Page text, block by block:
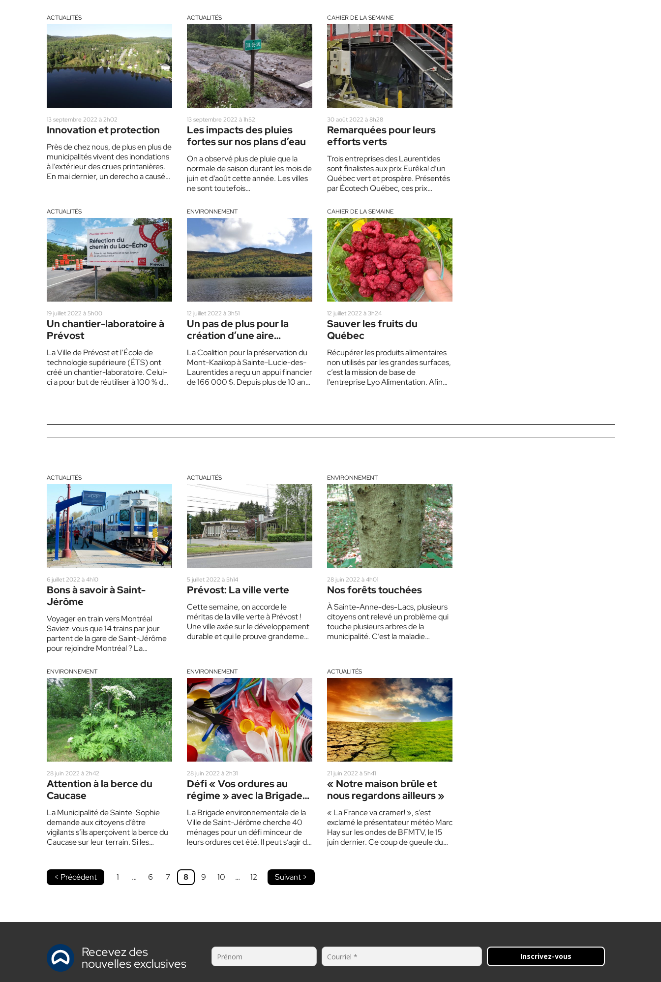
décourager les mauvais. Au Canada,
ces…
nature qui…
ACTUALITÉS
13 septembre 2022 à 2h02
Innovation et protection
Près de chez nous, de plus en plus de
municipalités vivent des inondations
à l’extérieur des crues printanières.
En mai dernier, un derecho a causé…
ACTUALITÉS
13 septembre 2022 à 1h52
Les impacts des pluies
fortes sur nos plans d’eau
On a observé plus de pluie que la
normale de saison durant les mois de
juin et d’août cette année. Les villes
ne sont toutefois…
CAHIER DE LA SEMAINE
30 août 2022 à 8h28
Remarquées pour leurs
efforts verts
Trois entreprises des Laurentides
sont finalistes aux prix Eurêka! d’un
Québec vert et prospère. Présentés
par Écotech Québec, ces prix
québécoises qui…
ACTUALITÉS
19 juillet 2022 à 5h00
Un chantier-laboratoire à
Prévost
La Ville de Prévost et l’École de
technologie supérieure (ÉTS) ont
créé un chantier-laboratoire. Celui-
ci a pour but de réutiliser à 100 % des
ENVIRONNEMENT
12 juillet 2022 à 3h51
Un pas de plus pour la
création d’une aire
protégée
La Coalition pour la préservation du
Mont-Kaaikop à Sainte-Lucie-des-
Laurentides a reçu un appui financier
de 166 000 $. Depuis plus de 10 ans,
CAHIER DE LA SEMAINE
12 juillet 2022 à 3h24
Sauver les fruits du
Québec
Récupérer les produits alimentaires
non utilisés par les grandes surfaces,
c’est la mission de base de
l’entreprise Lyo Alimentation. Afin
ACTUALITÉS
6 juillet 2022 à 4h10
Bons à savoir à Saint-
Jérôme
Voyager en train vers Montréal
Saviez-vous que 14 trains par jour
partent de la gare de Saint-Jérôme
pour rejoindre Montréal ? La
ACTUALITÉS
5 juillet 2022 à 5h14
Prévost: La ville verte
Cette semaine, on accorde le
méritas de la ville verte à Prévost !
Une ville axée sur le développement
durable et qui le prouve grandement
ENVIRONNEMENT
28 juin 2022 à 4h01
Nos forêts touchées
À Sainte-Anne-des-Lacs, plusieurs
citoyens ont relevé un problème qui
touche plusieurs arbres de la
municipalité. C’est la maladie
ENVIRONNEMENT
28 juin 2022 à 2h42
Attention à la berce du
Caucase
La Municipalité de Sainte-Sophie
demande aux citoyens d’être
vigilants s’ils aperçoivent la berce du
Caucase sur leur terrain. Si les
ENVIRONNEMENT
28 juin 2022 à 2h31
Défi « Vos ordures au
régime » avec la Brigade
environnementale
La Brigade environnementale de la
Ville de Saint-Jérôme cherche 40
ménages pour un défi minceur de
leurs ordures cet été. Il peut s’agir de
ACTUALITÉS
21 juin 2022 à 5h41
« Notre maison brûle et
nous regardons ailleurs »
« La France va cramer! », s’est
exclamé le présentateur météo Marc
Hay sur les ondes de BFMTV, le 15
juin dernier. Ce coup de gueule du…
< Précédent 1 … 6 7 8 9 10 … 12 Suivant >
Recevez des
nouvelles exclusives Inscrivez-vous